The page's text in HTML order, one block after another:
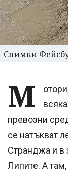
Снимки
М
превозни
се натъкват
Странджа и в
Липите. A